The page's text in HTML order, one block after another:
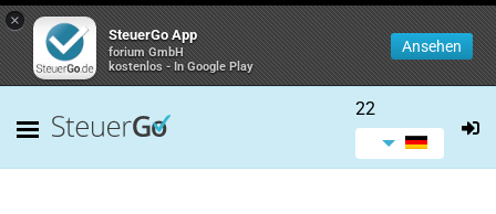
×
SteuerGo App
forium GmbH
kostenlos - In Google Play
Ansehen
22